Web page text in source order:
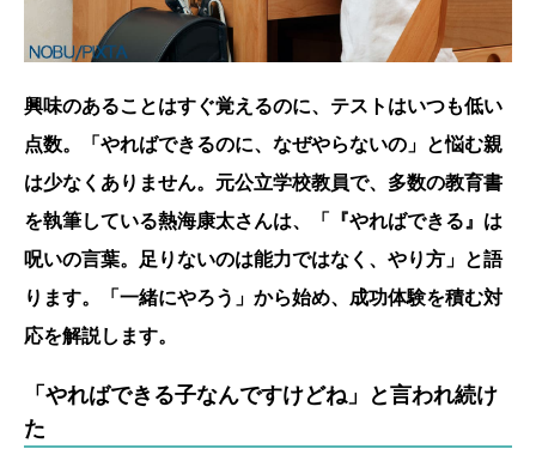
興味のあることはすぐ覚えるのに、テストはいつも低い
点数。「やればできるのに、なぜやらないの」と悩む親
は少なくありません。元公立学校教員で、多数の教育書
を執筆している熱海康太さんは、「『やればできる』は
呪いの言葉。足りないのは能力ではなく、やり方」と語
ります。「一緒にやろう」から始め、成功体験を積む対
応を解説します。
「やればできる子なんですけどね」と言われ続け
た